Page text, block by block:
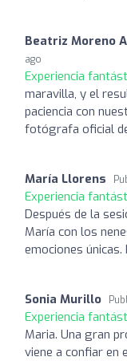
Beatriz Moreno
ago
Experiencia
maravilla, y el
paciencia con
fotógrafa oficial
María Llorens
Experiencia
Después de la
María con los
emociones
Sonia Murillo
Experiencia
Maria. Una gran
viene a confiar en